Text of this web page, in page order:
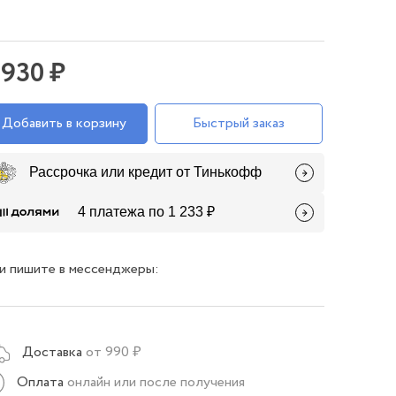
₽
Добавить в корзину Быстрый заказ
Рассрочка или кредит от Тинькофф
4 платежа по 1 233 ₽
пишите в мессенджеры:
Доставка от 990 ₽
Оплата онлайн или после получения